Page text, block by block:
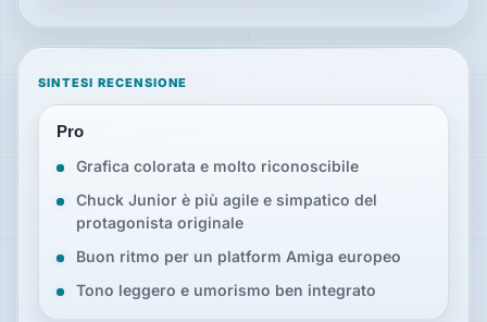
SINTESI RECENSIONE
Pro
Grafica colorata e molto riconoscibile
Chuck Junior è più agile e simpatico del
protagonista originale
Buon ritmo per un platform Amiga europeo
Tono leggero e umorismo ben integrato